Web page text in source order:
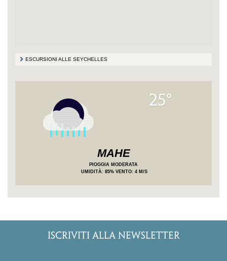
ESCURSIONI ALLE SEYCHELLES
25°
MAHE
PIOGGIA MODERATA
UMIDITÀ: 85% VENTO: 4 M/S
ISCRIVITI ALLA NEWSLETTER